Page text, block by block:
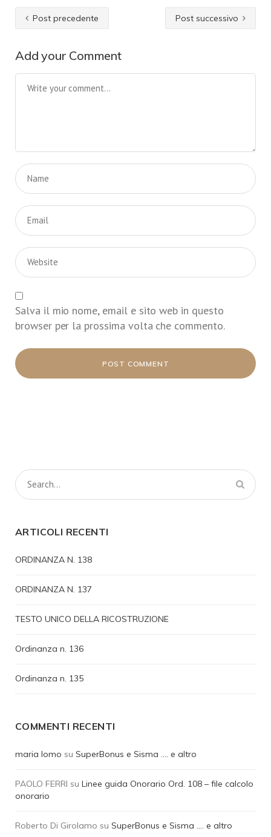
Post precedente Post successivo
Add your Comment
Salva il mio nome, email e sito web in questo
browser per la prossima volta che commento.
ARTICOLI RECENTI
ORDINANZA N. 138
ORDINANZA N. 137
TESTO UNICO DELLA RICOSTRUZIONE
Ordinanza n. 136
Ordinanza n. 135
COMMENTI RECENTI
maria lomo su SuperBonus e Sisma …. e altro
PAOLO FERRI su Linee guida Onorario Ord. 108 – file calcolo
onorario
Roberto Di Girolamo su SuperBonus e Sisma …. e altro